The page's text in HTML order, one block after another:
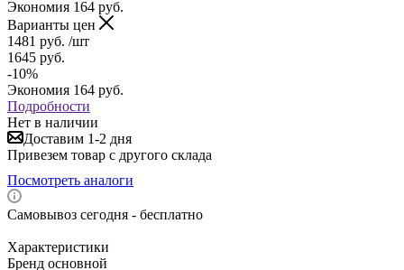
Экономия 164 руб.
Варианты цен
1481 руб. /шт
1645 руб.
-10%
Экономия 164 руб.
Подробности
Нет в наличии
Доставим 1-2 дня
Привезем товар с другого склада
Посмотреть аналоги
Самовывоз сегодня - бесплатно
Характеристики
Бренд основной